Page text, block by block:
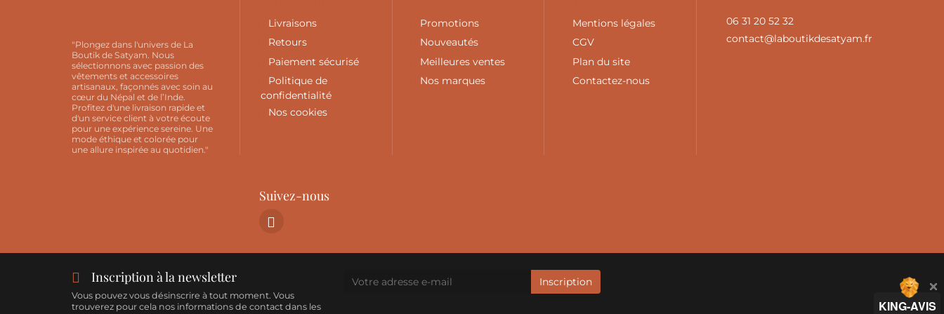
"Plongez dans l'univers de La
Boutik de Satyam. Nous
sélectionnons avec passion des
vêtements et accessoires
artisanaux, façonnés avec soin au
cœur du Népal et de l’Inde.
Profitez d'une livraison rapide et
d'un service client à votre écoute
pour une expérience sereine. Une
mode éthique et colorée pour
une allure inspirée au quotidien."
Livraisons
Retours
Paiement sécurisé
Politique de
confidentialité
Nos cookies
Promotions
Nouveautés
Meilleures ventes
Nos marques
Mentions légales
CGV
Plan du site
Contactez-nous
06 31 20 52 32
contact@laboutikdesatyam.fr
Suivez-nous
Inscription à la newsletter
Vous pouvez vous désinscrire à tout moment. Vous
trouverez pour cela nos informations de contact dans les
KING-AVIS